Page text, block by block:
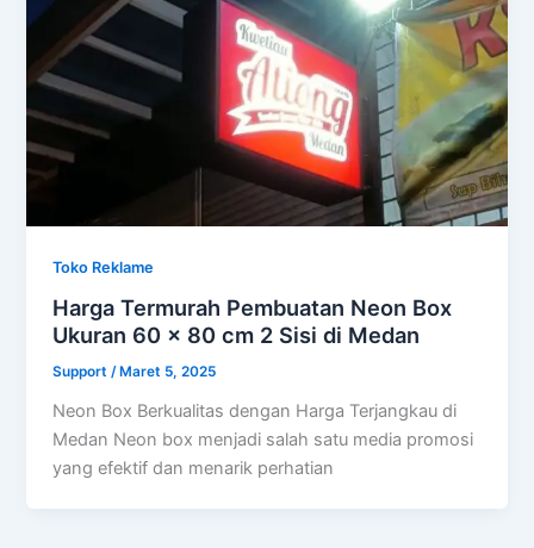
Toko Reklame
Harga Termurah Pembuatan Neon Box
Ukuran 60 x 80 cm 2 Sisi di Medan
Support/ Maret 5, 2025
Neon Box Berkualitas dengan Harga Terjangkau di
Medan Neon box menjadi salah satu media promosi
yang efektif dan menarik perhatian